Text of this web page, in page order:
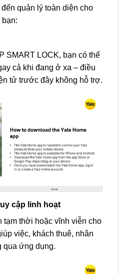
quản lý toàn diện cho
bạn:
SMART LOCK, bạn có thể
cả khi đang ở xa – điều
tử trước đây không hỗ trợ.
cập linh hoạt
tạm thời hoặc vĩnh viễn cho
việc, khách thuê, nhân
qua ứng dụng.